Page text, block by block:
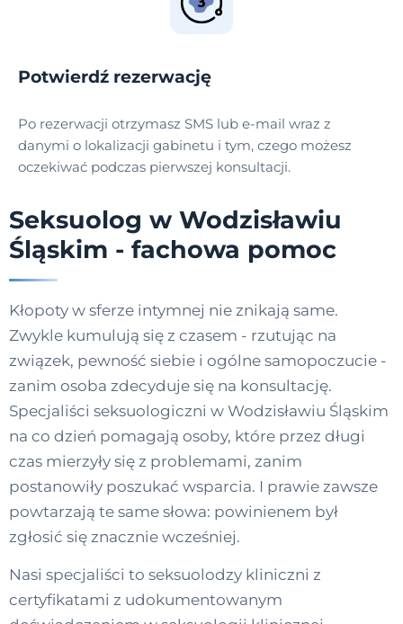
Potwierdź rezerwację
Po rezerwacji otrzymasz SMS lub e-mail wraz z
danymi o lokalizacji gabinetu i tym, czego możesz
oczekiwać podczas pierwszej konsultacji.
Seksuolog w Wodzisławiu
Śląskim - fachowa pomoc
Kłopoty w sferze intymnej nie znikają same.
Zwykle kumulują się z czasem - rzutując na
związek, pewność siebie i ogólne samopoczucie -
zanim osoba zdecyduje się na konsultację.
Specjaliści seksuologiczni w Wodzisławiu Śląskim
na co dzień pomagają osoby, które przez długi
czas mierzyły się z problemami, zanim
postanowiły poszukać wsparcia. I prawie zawsze
powtarzają te same słowa: powinienem był
zgłosić się znacznie wcześniej.
Nasi specjaliści to seksuolodzy kliniczni z
certyfikatami z udokumentowanym